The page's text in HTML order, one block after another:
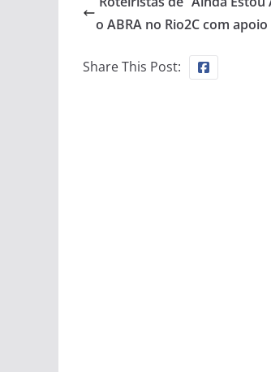
o ABRA no Rio2C com
Share This Post: